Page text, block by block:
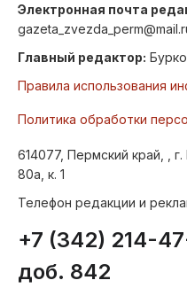
Электронная почта
Главный редактор:
Правила использования
Политика обработки
614077, Пермский край, ,
80а, к. 1
Телефон редакции и
+7 (342) 214-
доб. 842